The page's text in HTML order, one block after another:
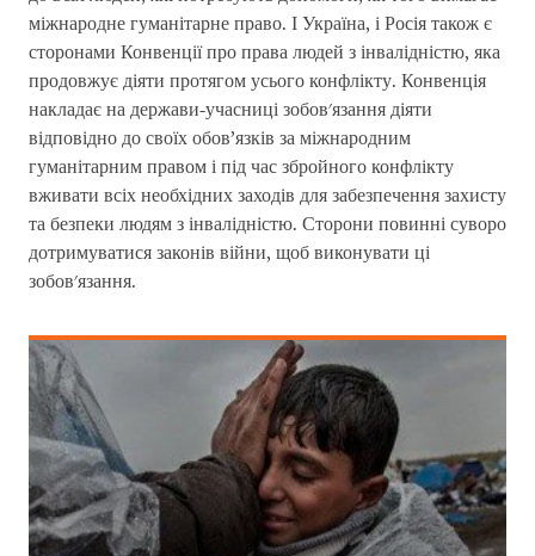
міжнародне гуманітарне право. І Україна, і Росія також є
сторонами Конвенції про права людей з інвалідністю, яка
продовжує діяти протягом усього конфлікту. Конвенція
накладає на держави-учасниці зобов'язання діяти
відповідно до своїх обов’язків за міжнародним
гуманітарним правом і під час збройного конфлікту
вживати всіх необхідних заходів для забезпечення захисту
та безпеки людям з інвалідністю. Сторони повинні суворо
дотримуватися законів війни, щоб виконувати ці
зобов'язання.